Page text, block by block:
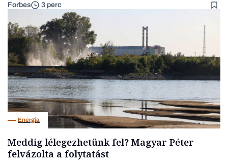
Forbes 3 perc
Energia
Meddig lélegezhetünk fel? Magyar Péter
felvázolta a folytatást